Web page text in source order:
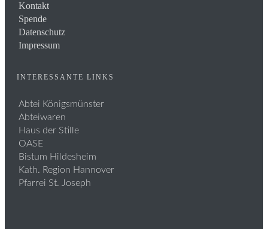
Kontakt
Spende
Datenschutz
Impressum
INTERESSANTE LINKS
Abtei Königsmünster
Abteiwaren
Haus der Stille
OASE
Bistum Hildesheim
Kath. Region Hannover
Pfarrei St. Joseph